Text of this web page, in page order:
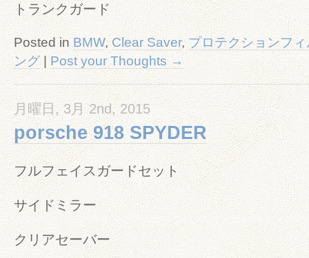
トランクガード
Posted in BMW, Clear Saver,プロテクションフ
ング | Post your Thoughts →
月曜日, 3月 2nd, 2015
porsche 918 SPYDER
フルフェイスガードセット
サイドミラー
クリアセーバー